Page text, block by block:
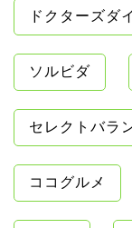
ドクターズダ
ソルビダ
セレクトバラ
ココグルメ